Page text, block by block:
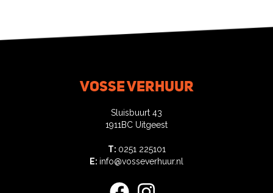
Vosse verhuur
Sluisbuurt 43
1911BC Uitgeest
T: 0251 225101
E: info@vosseverhuur.nl